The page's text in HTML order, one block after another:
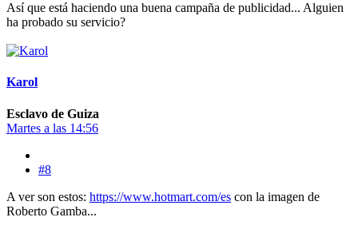
Así que está haciendo una buena campaña de publicidad... Alguien
ha probado su servicio?
Karol
Esclavo de Guiza
Martes a las 14:56
#8
A ver son estos: https://www.hotmart.com/es con la imagen de
Roberto Gamba...